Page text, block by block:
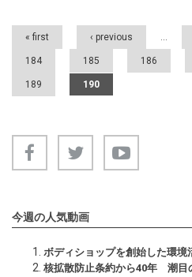
Pages
« first ‹ previous …
184 185 186
189 190
今週の人気動画
ボディショップを創始した環境
核拡散防止条約から40年 潮目